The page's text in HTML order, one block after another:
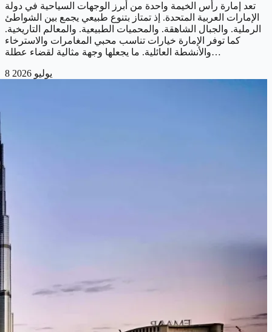
تعد إمارة رأس الخيمة واحدة من أبرز الوجهات السياحية في دولة
الإمارات العربية المتحدة. إذ تمتاز بتنوع طبيعي يجمع بين الشواطئ
الرملية. والجبال الشاهقة. والمحميات الطبيعية. والمعالم التاريخية.
كما توفر الإمارة خيارات تناسب محبي المغامرات والاسترخاء
والأنشطة العائلية. ما يجعلها وجهة مثالية لقضاء عطلة…
8 يوليو 2026